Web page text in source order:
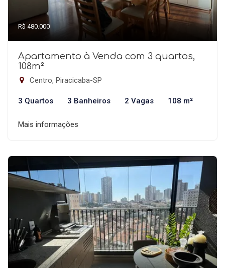
R$ 480.000
Apartamento à Venda com 3 quartos,
108m²
Centro, Piracicaba-SP
3 Quartos 3 Banheiros 2 Vagas 108 m²
Mais informações